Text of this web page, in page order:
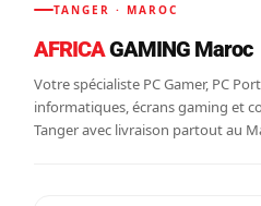
TANGER · MAROC
AFRICAGAMING Maroc
Votre spécialiste PC Gamer, PC
informatiques, écrans gaming et
Tanger avec livraison partout au